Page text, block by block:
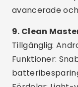
AI-
åtgärderna.
Vanlig